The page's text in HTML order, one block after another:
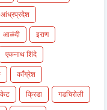
आंध्रप्रदेश
आळंदी
इराण
एकनाथ शिंदे
काँग्रेश
क्रिडा
गडचिरोली